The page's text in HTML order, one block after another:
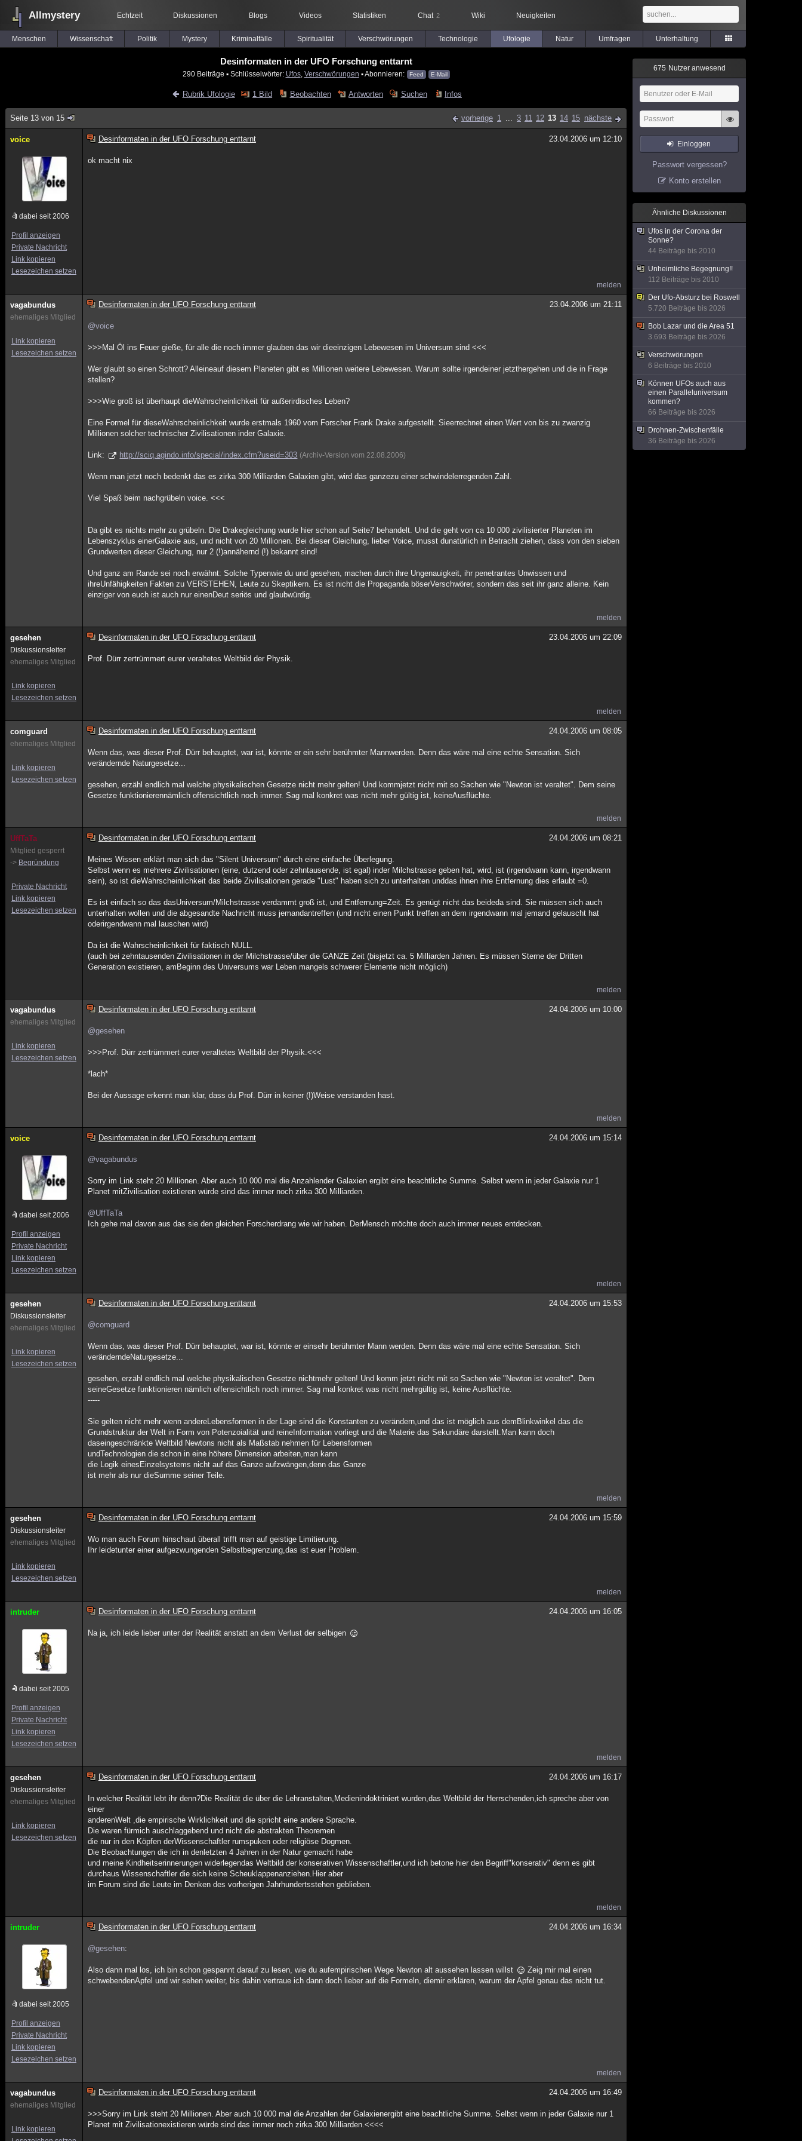
Allmystery Echtzeit Diskussionen Blogs Videos Statistiken Chat 2 Wiki Neuigkeiten
Menschen Wissenschaft Politik Mystery Kriminalfälle Spiritualität Verschwörungen Technologie Ufologie Natur Umfragen Unterhaltung
Desinformaten in der UFO Forschung enttarnt
290 Beiträge ▪ Schlüsselwörter: Ufos, Verschwörungen ▪ Abonnieren: Feed E-Mail
Rubrik Ufologie 1 Bild Beobachten Antworten Suchen Infos
Seite 13 von 15 vorherige 1 ... 3 11 12 13 14 15 nächste
voice
dabei seit 2006
Profil anzeigen
Private Nachricht
Link kopieren
Lesezeichen setzen
Desinformaten in der UFO Forschung enttarnt 23.04.2006 um 12:10
ok macht nix
melden
vagabundus
ehemaliges Mitglied
Link kopieren
Lesezeichen setzen
Desinformaten in der UFO Forschung enttarnt 23.04.2006 um 21:11
@voice
>>>Mal Öl ins Feuer gieße, für alle die noch immer glauben das wir dieeinzigen Lebewesen im Universum sind <<<
Wer glaubt so einen Schrott? Alleineauf diesem Planeten gibt es Millionen weitere Lebewesen. Warum sollte irgendeiner jetzthergehen und die in Frage
stellen?
>>>Wie groß ist überhaupt dieWahrscheinlichkeit für außerirdisches Leben?
Eine Formel für dieseWahrscheinlichkeit wurde erstmals 1960 vom Forscher Frank Drake aufgestellt. Sieerrechnet einen Wert von bis zu zwanzig
Millionen solcher technischer Zivilisationen inder Galaxie.
Link: http://sciq.agindo.info/special/index.cfm?useid=303 (Archiv-Version vom 22.08.2006)
Wenn man jetzt noch bedenkt das es zirka 300 Milliarden Galaxien gibt, wird das ganzezu einer schwindelerregenden Zahl.
Viel Spaß beim nachgrübeln voice. <<<
Da gibt es nichts mehr zu grübeln. Die Drakegleichung wurde hier schon auf Seite7 behandelt. Und die geht von ca 10 000 zivilisierter Planeten im
Lebenszyklus einerGalaxie aus, und nicht von 20 Millionen. Bei dieser Gleichung, lieber Voice, musst dunatürlich in Betracht ziehen, dass von den sieben
Grundwerten dieser Gleichung, nur 2 (!)annähernd (!) bekannt sind!
Und ganz am Rande sei noch erwähnt: Solche Typenwie du und gesehen, machen durch ihre Ungenauigkeit, ihr penetrantes Unwissen und
ihreUnfähigkeiten Fakten zu VERSTEHEN, Leute zu Skeptikern. Es ist nicht die Propaganda böserVerschwörer, sondern das seit ihr ganz alleine. Kein
einziger von euch ist auch nur einenDeut seriös und glaubwürdig.
melden
gesehen
Diskussionsleiter
ehemaliges Mitglied
Link kopieren
Lesezeichen setzen
Desinformaten in der UFO Forschung enttarnt 23.04.2006 um 22:09
Prof. Dürr zertrümmert eurer veraltetes Weltbild der Physik.
melden
comguard
ehemaliges Mitglied
Link kopieren
Lesezeichen setzen
Desinformaten in der UFO Forschung enttarnt 24.04.2006 um 08:05
Wenn das, was dieser Prof. Dürr behauptet, war ist, könnte er ein sehr berühmter Mannwerden. Denn das wäre mal eine echte Sensation. Sich
verändernde Naturgesetze...
gesehen, erzähl endlich mal welche physikalischen Gesetze nicht mehr gelten! Und kommjetzt nicht mit so Sachen wie "Newton ist veraltet". Dem seine
Gesetze funktionierennämlich offensichtlich noch immer. Sag mal konkret was nicht mehr gültig ist, keineAusflüchte.
melden
UffTaTa
Mitglied gesperrt
-> Begründung
Private Nachricht
Link kopieren
Lesezeichen setzen
Desinformaten in der UFO Forschung enttarnt 24.04.2006 um 08:21
Meines Wissen erklärt man sich das "Silent Universum" durch eine einfache Überlegung.
Selbst wenn es mehrere Zivilisationen (eine, dutzend oder zehntausende, ist egal) inder Milchstrasse geben hat, wird, ist (irgendwann kann, irgendwann
sein), so ist dieWahrscheinlichkeit das beide Zivilisationen gerade "Lust" haben sich zu unterhalten unddas ihnen ihre Entfernung dies erlaubt =0.
Es ist einfach so das dasUniversum/Milchstrasse verdammt groß ist, und Entfernung=Zeit. Es genügt nicht das beideda sind. Sie müssen sich auch
unterhalten wollen und die abgesandte Nachricht muss jemandantreffen (und nicht einen Punkt treffen an dem irgendwann mal jemand gelauscht hat
oderirgendwann mal lauschen wird)
Da ist die Wahrscheinlichkeit für faktisch NULL.
(auch bei zehntausenden Zivilisationen in der Milchstrasse/über die GANZE Zeit (bisjetzt ca. 5 Milliarden Jahren. Es müssen Sterne der Dritten
Generation existieren, amBeginn des Universums war Leben mangels schwerer Elemente nicht möglich)
melden
vagabundus
ehemaliges Mitglied
Link kopieren
Lesezeichen setzen
Desinformaten in der UFO Forschung enttarnt 24.04.2006 um 10:00
@gesehen
>>>Prof. Dürr zertrümmert eurer veraltetes Weltbild der Physik.<<<
*lach*
Bei der Aussage erkennt man klar, dass du Prof. Dürr in keiner (!)Weise verstanden hast.
melden
voice
dabei seit 2006
Profil anzeigen
Private Nachricht
Link kopieren
Lesezeichen setzen
Desinformaten in der UFO Forschung enttarnt 24.04.2006 um 15:14
@vagabundus
Sorry im Link steht 20 Millionen. Aber auch 10 000 mal die Anzahlender Galaxien ergibt eine beachtliche Summe. Selbst wenn in jeder Galaxie nur 1
Planet mitZivilisation existieren würde sind das immer noch zirka 300 Milliarden.
@UffTaTa
Ich gehe mal davon aus das sie den gleichen Forscherdrang wie wir haben. DerMensch möchte doch auch immer neues entdecken.
melden
gesehen
Diskussionsleiter
ehemaliges Mitglied
Link kopieren
Lesezeichen setzen
Desinformaten in der UFO Forschung enttarnt 24.04.2006 um 15:53
@comguard
Wenn das, was dieser Prof. Dürr behauptet, war ist, könnte er einsehr berühmter Mann werden. Denn das wäre mal eine echte Sensation. Sich
veränderndeNaturgesetze...
gesehen, erzähl endlich mal welche physikalischen Gesetze nichtmehr gelten! Und komm jetzt nicht mit so Sachen wie "Newton ist veraltet". Dem
seineGesetze funktionieren nämlich offensichtlich noch immer. Sag mal konkret was nicht mehrgültig ist, keine Ausflüchte.
-----
Sie gelten nicht mehr wenn andereLebensformen in der Lage sind die Konstanten zu verändern,und das ist möglich aus demBlinkwinkel das die
Grundstruktur der Welt in Form von Potenzoialität und reineInformation vorliegt und die Materie das Sekundäre darstellt.Man kann doch
daseingeschränkte Weltbild Newtons nicht als Maßstab nehmen für Lebensformen
undTechnologien die schon in eine höhere Dimension arbeiten,man kann
die Logik einesEinzelsystems nicht auf das Ganze aufzwängen,denn das Ganze
ist mehr als nur dieSumme seiner Teile.
melden
gesehen
Diskussionsleiter
ehemaliges Mitglied
Link kopieren
Lesezeichen setzen
Desinformaten in der UFO Forschung enttarnt 24.04.2006 um 15:59
Wo man auch Forum hinschaut überall trifft man auf geistige Limitierung.
Ihr leidetunter einer aufgezwungenden Selbstbegrenzung,das ist euer Problem.
melden
intruder
dabei seit 2005
Profil anzeigen
Private Nachricht
Link kopieren
Lesezeichen setzen
Desinformaten in der UFO Forschung enttarnt 24.04.2006 um 16:05
Na ja, ich leide lieber unter der Realität anstatt an dem Verlust der selbigen
melden
gesehen
Diskussionsleiter
ehemaliges Mitglied
Link kopieren
Lesezeichen setzen
Desinformaten in der UFO Forschung enttarnt 24.04.2006 um 16:17
In welcher Realität lebt ihr denn?Die Realität die über die Lehranstalten,Medienindoktriniert wurden,das Weltbild der Herrschenden,ich spreche aber von
einer
anderenWelt ,die empirische Wirklichkeit und die spricht eine andere Sprache.
Die waren fürmich auschlaggebend und nicht die abstrakten Theoremen
die nur in den Köpfen derWissenschaftler rumspuken oder religiöse Dogmen.
Die Beobachtungen die ich in denletzten 4 Jahren in der Natur gemacht habe
und meine Kindheitserinnerungen widerlegendas Weltbild der konserativen Wissenschaftler,und ich betone hier den Begriff"konserativ" denn es gibt
durchaus Wissenschaftler die sich keine Scheuklappenanziehen.Hier aber
im Forum sind die Leute im Denken des vorherigen Jahrhundertsstehen geblieben.
melden
intruder
dabei seit 2005
Profil anzeigen
Private Nachricht
Link kopieren
Lesezeichen setzen
Desinformaten in der UFO Forschung enttarnt 24.04.2006 um 16:34
@gesehen:
Also dann mal los, ich bin schon gespannt darauf zu lesen, wie du aufempirischen Wege Newton alt aussehen lassen willst
Zeig mir mal einen
schwebendenApfel und wir sehen weiter, bis dahin vertraue ich dann doch lieber auf die Formeln, diemir erklären, warum der Apfel genau das nicht tut.
melden
vagabundus
ehemaliges Mitglied
Link kopieren
Desinformaten in der UFO Forschung enttarnt 24.04.2006 um 16:49
>>>Sorry im Link steht 20 Millionen. Aber auch 10 000 mal die Anzahlen der Galaxienergibt eine beachtliche Summe. Selbst wenn in jeder Galaxie nur 1
Planet mit Zivilisationexistieren würde sind das immer noch zirka 300 Milliarden.<<<<
675 Nutzer anwesend
Einloggen
Passwort vergessen?
Konto erstellen
Ähnliche Diskussionen
Ufos in der Corona der
Sonne?
44 Beiträge bis 2010
Unheimliche Begegnung!!
112 Beiträge bis 2010
Der Ufo-Absturz bei Roswell
5.720 Beiträge bis 2026
Bob Lazar und die Area 51
3.693 Beiträge bis 2026
Verschwörungen
6 Beiträge bis 2010
Können UFOs auch aus
einen Paralleluniversum
kommen?
66 Beiträge bis 2026
Drohnen-Zwischenfälle
36 Beiträge bis 2026